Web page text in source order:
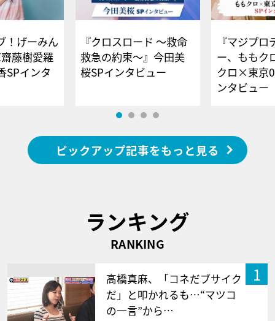
！げーみん
藤樹愛羅
SPインタ
『クロスロード ～救命
救急の約束～』今田美
桜SPインタビュー
『マジプロ
ー、ももク
クロ×東京
ンタビュー
ピックアップ記事をもっと見る
ランキング
RANKING
1
高橋真麻、「コネだブサイク
だ」と叩かれるも…“マツコ
の一言”から…